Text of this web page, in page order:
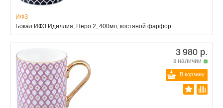
ИФЗ
Бокал ИФЗ Идиллия, Неро 2, 400мл, костяной фарфор
3 980 р.
в наличии
В корзину